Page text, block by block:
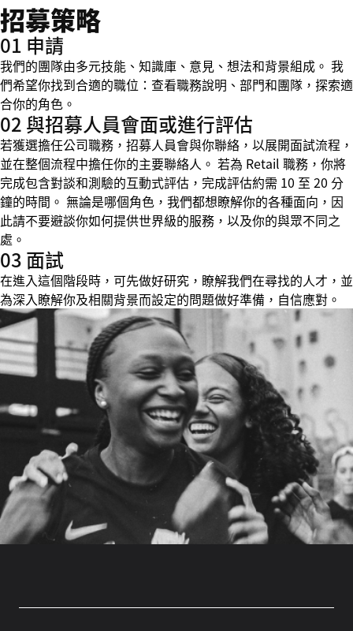
招募策略
01 申請
我們的團隊由多元技能、知識庫、意見、想法和背景組成。 我
們希望你找到合適的職位：查看職務說明、部門和團隊，探索適
合你的角色。
02 與招募人員會面或進行評估
若獲選擔任公司職務，招募人員會與你聯絡，以展開面試流程，
並在整個流程中擔任你的主要聯絡人。 若為 Retail 職務，你將
完成包含對談和測驗的互動式評估，完成評估約需 10 至 20 分
鐘的時間。 無論是哪個角色，我們都想瞭解你的各種面向，因
此請不要避談你如何提供世界級的服務，以及你的與眾不同之
處。
03 面試
在進入這個階段時，可先做好研究，瞭解我們在尋找的人才，並
為深入瞭解你及相關背景而設定的問題做好準備，自信應對。